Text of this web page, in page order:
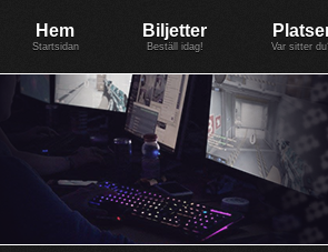
Hem
Startsidan
Biljetter
Beställ idag! Var sitter